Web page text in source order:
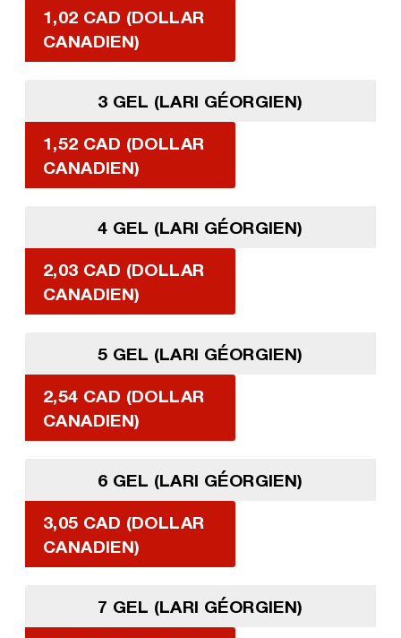
1,02 CAD (DOLLAR
CANADIEN)
3 GEL (LARI GÉORGIEN)
1,52 CAD (DOLLAR
CANADIEN)
4 GEL (LARI GÉORGIEN)
2,03 CAD (DOLLAR
CANADIEN)
5 GEL (LARI GÉORGIEN)
2,54 CAD (DOLLAR
CANADIEN)
6 GEL (LARI GÉORGIEN)
3,05 CAD (DOLLAR
CANADIEN)
7 GEL (LARI GÉORGIEN)